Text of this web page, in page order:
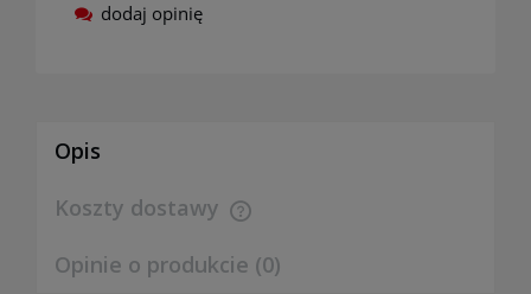
dodaj opinię
Opis
Koszty dostawy
Cena nie zawiera ewentualnych kosztów płatności
Opinie o produkcie (0)